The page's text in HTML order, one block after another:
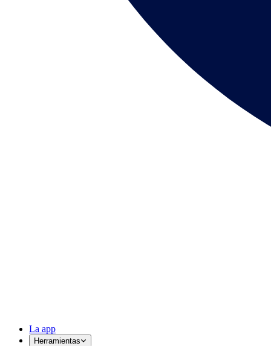
La app
Herramientas